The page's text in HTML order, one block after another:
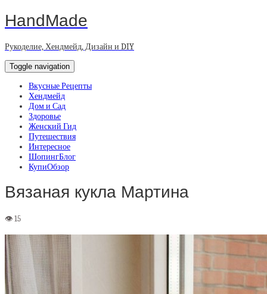
HandMade
Рукоделие, Хендмейд, Дизайн и DIY
Toggle navigation
Вкусные Рецепты
Хендмейд
Дом и Сад
Здоровье
Женский Гид
Путешествия
Интересное
ШопингБлог
КупиОбзор
Вязаная кукла Мартина